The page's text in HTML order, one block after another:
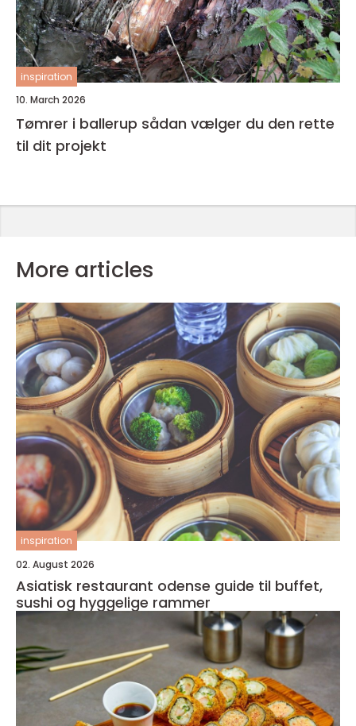
inspiration
10. March 2026
Tømrer i ballerup sådan vælger du den rette
til dit projekt
More articles
inspiration
02. August 2026
Asiatisk restaurant odense guide til buffet,
sushi og hyggelige rammer